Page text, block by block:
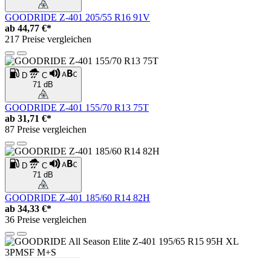
GOODRIDE Z-401 205/55 R16 91V
ab 44,77 €*
217 Preise vergleichen
D
C
71 dB
GOODRIDE Z-401 155/70 R13 75T
ab 31,71 €*
87 Preise vergleichen
D
C
71 dB
GOODRIDE Z-401 185/60 R14 82H
ab 34,33 €*
36 Preise vergleichen